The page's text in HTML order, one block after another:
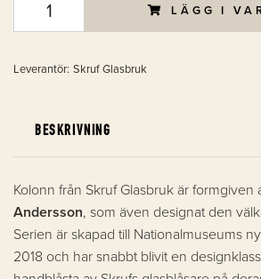
LÄGG I
Leverantör: Skruf Glasbruk
BESKRIVNING
Kolonn från Skruf Glasbruk är formgiven
Andersson, som även designat den
Serien är skapad till Nationalmuseums
2018 och har snabbt blivit en